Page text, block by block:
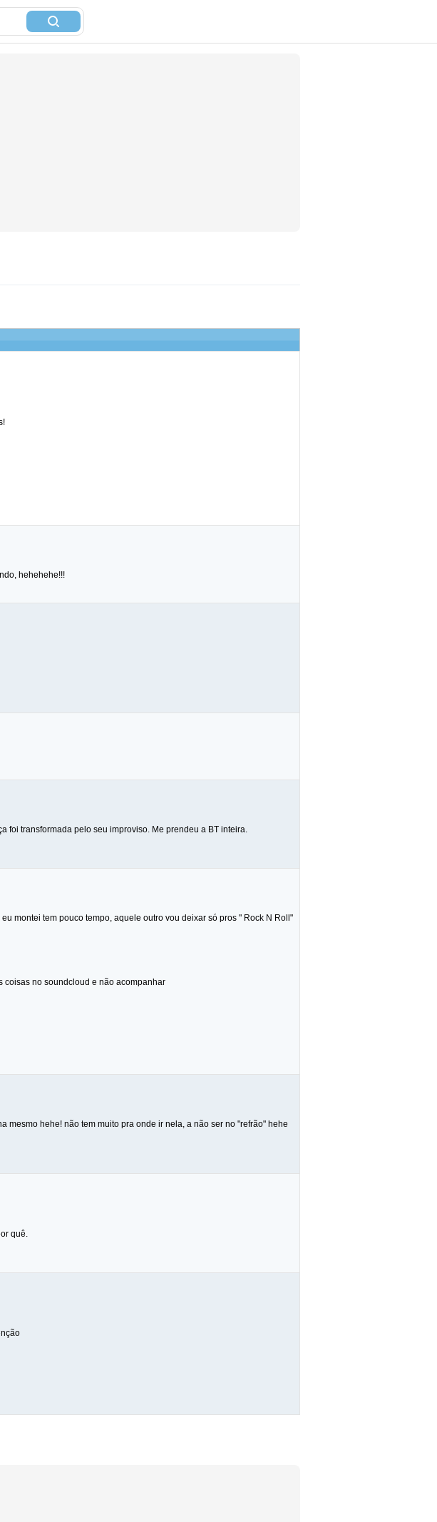
hehehehe!!!
foi transformada pelo seu improviso. Me prendeu a BT inteira.
montei tem pouco tempo, aquele outro vou deixar só pros " Rock N Roll"
coisas no soundcloud e não acompanhar
mesmo hehe! não tem muito pra onde ir nela, a não ser no "refrão" hehe
quê.